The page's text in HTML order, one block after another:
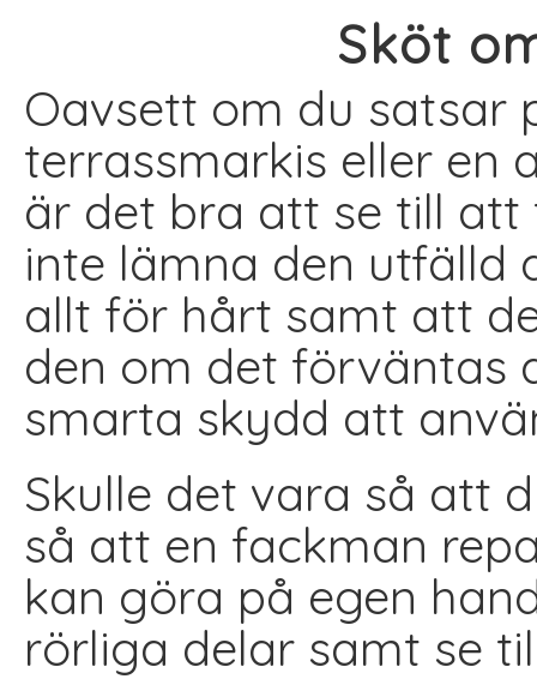
Sköt
Oavsett om du satsar
terrassmarkis eller en
är det bra att se till att
inte lämna den utfälld
allt för hårt samt att
den om det förväntas
smarta skydd att
Skulle det vara så att
så att en fackman
kan göra på egen
rörliga delar samt se